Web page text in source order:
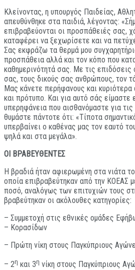
Κλείνοντας, η υπουργός Παιδείας,
απευθύνθηκε στα παιδιά, λέγοντας:
επιβραβεύονται οι προσπάθειές σας,
καταφέρει να ξεχωρίσετε και να
Σας εκφράζω τα θερμά μου
προσπάθεια αλλά και τον κόπο που
καθημερινότητά σας. Με τις επιδόσεις
σας, τους δικούς σας ανθρώπους, τον
Μας κάνετε περήφανους και
και πρότυπο. Και για αυτό σάς είμαστε
υπερηφάνεια που αισθανόμαστε για
θυμάστε πάντοτε ότι: «Τίποτα
υπερβαίνει ο καθένας μας τον εαυτό
ψηλά και στα μεγάλα».
ΟΙ ΒΡΑΒΕΥΘΕΝΤΕΣ
Η βραδιά ήταν αφιερωμένη στα νιάτα
οποία επιβραβεύτηκαν από την ΚΟΕΑΣ
ποσό, αναλόγως των επιτυχιών τους
βραβεύτηκαν οι ακόλουθες κατηγορίες:
– Συμμετοχή στις εθνικές ομάδες
– Κορασίδων
– Πρώτη νίκη στους Παγκύπριους
– 2η και 3η νίκη στους Παγκύπριους